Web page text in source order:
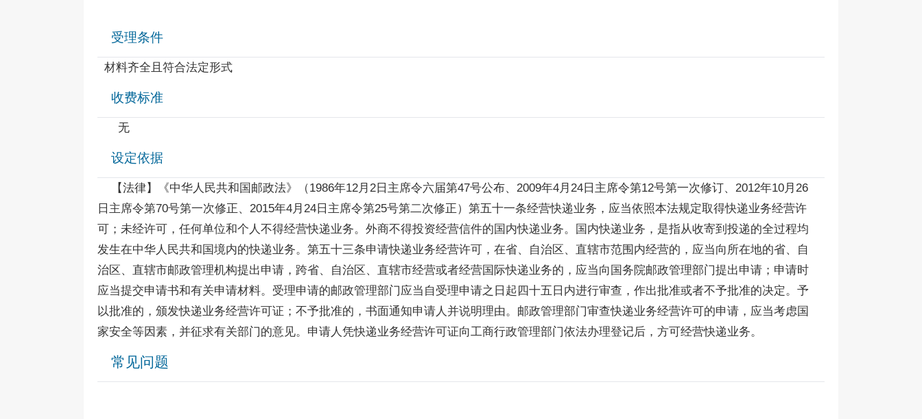
受理条件
材料齐全且符合法定形式
收费标准
无
设定依据
【法律】《中华人民共和国邮政法》（1986年12月2日主席令六届第47号公布、2009年4月24日主席令第12号第一次修订、2012年10月26
日主席令第70号第一次修正、2015年4月24日主席令第25号第二次修正）第五十一条经营快递业务，应当依照本法规定取得快递业务经营许
可；未经许可，任何单位和个人不得经营快递业务。外商不得投资经营信件的国内快递业务。国内快递业务，是指从收寄到投递的全过程均
发生在中华人民共和国境内的快递业务。第五十三条申请快递业务经营许可，在省、自治区、直辖市范围内经营的，应当向所在地的省、自
治区、直辖市邮政管理机构提出申请，跨省、自治区、直辖市经营或者经营国际快递业务的，应当向国务院邮政管理部门提出申请；申请时
应当提交申请书和有关申请材料。受理申请的邮政管理部门应当自受理申请之日起四十五日内进行审查，作出批准或者不予批准的决定。予
以批准的，颁发快递业务经营许可证；不予批准的，书面通知申请人并说明理由。邮政管理部门审查快递业务经营许可的申请，应当考虑国
家安全等因素，并征求有关部门的意见。申请人凭快递业务经营许可证向工商行政管理部门依法办理登记后，方可经营快递业务。
常见问题